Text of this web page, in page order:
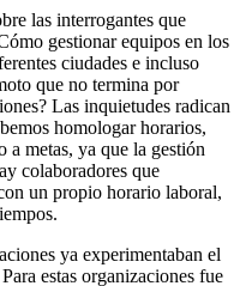
las interrogantes que
gestionar equipos en los
ciudades e incluso
que no termina por
Las inquietudes radican
homologar horarios,
a metas, ya que la gestión
colaboradores que
un propio horario laboral,
ya experimentaban el
estas organizaciones fue